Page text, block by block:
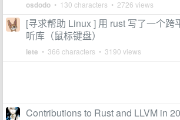
osdodo • 130 characters • 2726 views
[寻求帮助 Linux ] 用 rust 写了一个跨
听库（鼠标键盘）
lete • 366 characters • 3190 views
Contributions to Rust and LLVM in